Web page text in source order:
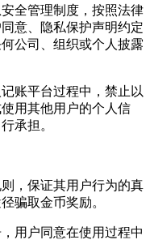
全管理制度，按照法律
意、隐私保护声明约定
公司、组织或个人披露
账平台过程中，禁止以
用其他用户的个人信
承担。
，保证其用户行为的真
骗取金币奖励。
用户同意在使用过程中